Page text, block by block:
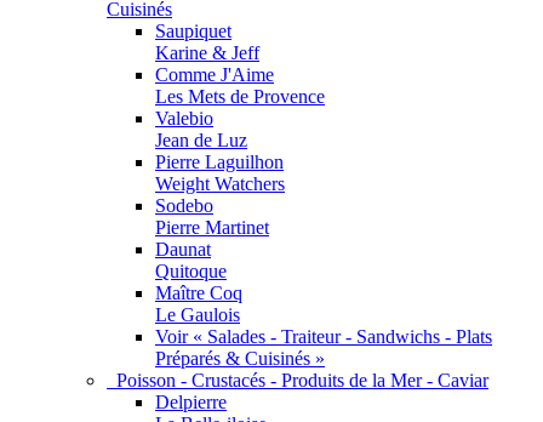
Cuisinés
Saupiquet
Karine & Jeff
Comme J'Aime
Les Mets de Provence
Valebio
Jean de Luz
Pierre Laguilhon
Weight Watchers
Sodebo
Pierre Martinet
Daunat
Quitoque
Maître Coq
Le Gaulois
Voir « Salades - Traiteur - Sandwichs - Plats
Préparés & Cuisinés »
Poisson - Crustacés - Produits de la Mer - Caviar
Delpierre